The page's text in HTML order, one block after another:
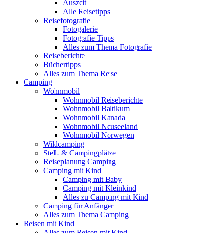
Auszeit
Alle Reisetipps
Reisefotografie
Fotogalerie
Fotografie Tipps
Alles zum Thema Fotografie
Reiseberichte
Büchertipps
Alles zum Thema Reise
Camping
Wohnmobil
Wohnmobil Reiseberichte
Wohnmobil Baltikum
Wohnmobil Kanada
Wohnmobil Neuseeland
Wohnmobil Norwegen
Wildcamping
Stell- & Campingplätze
Reiseplanung Camping
Camping mit Kind
Camping mit Baby
Camping mit Kleinkind
Alles zu Camping mit Kind
Camping für Anfänger
Alles zum Thema Camping
Reisen mit Kind